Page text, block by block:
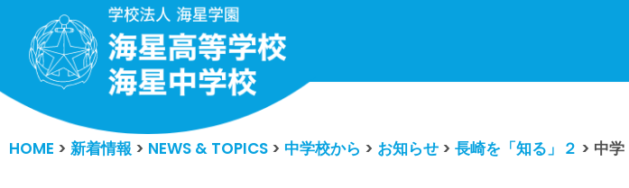
コ
テ
ツ
HOME > 新着情報> NEWS & TOPICS > 中学校から > お知らせ > 長崎を「知る」２ > 中